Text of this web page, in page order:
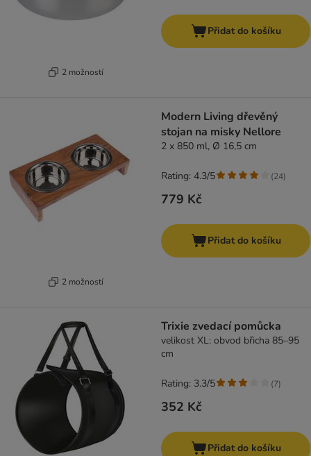
2 možností
Přidat do košíku
2 možností
Modern Living dřevěný
stojan na misky Nellore
2 x 850 ml, Ø 16,5 cm
779 Kč
Rating: 4.3/5 (24)
Přidat do košíku
Trixie zvedací pomůcka
velikost XL: obvod břicha 85–95
cm
352 Kč
Rating: 3.3/5 (7)
Přidat do košíku